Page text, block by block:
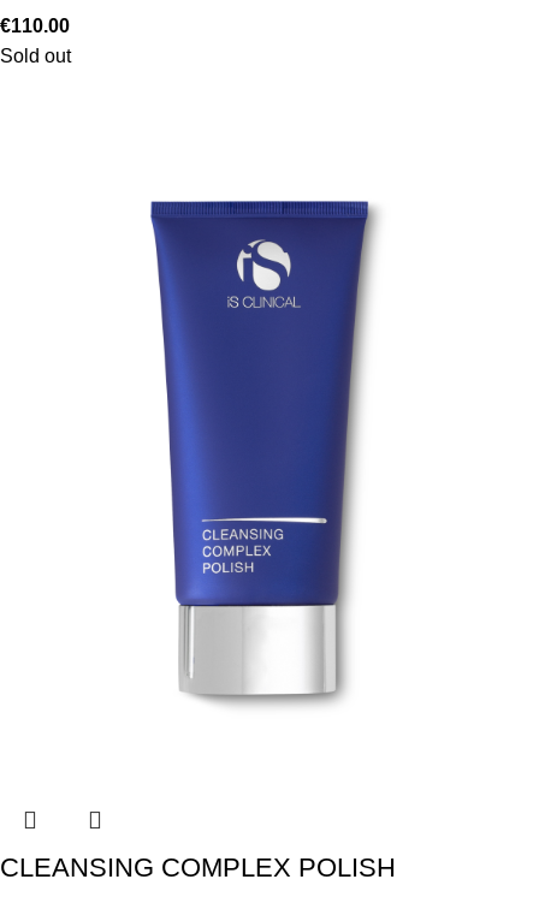
€110.00
Sold out
CLEANSING COMPLEX POLISH